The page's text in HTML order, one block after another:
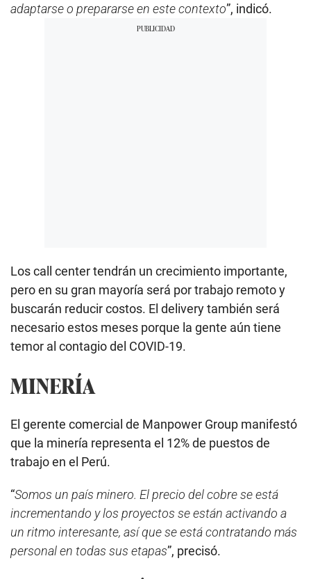
adaptarse o prepararse en este contexto”, indicó.
Los call center tendrán un crecimiento importante,
pero en su gran mayoría será por trabajo remoto y
buscarán reducir costos. El delivery también será
necesario estos meses porque la gente aún tiene
temor al contagio del COVID-19.
MINERÍA
El gerente comercial de Manpower Group manifestó
que la minería representa el 12% de puestos de
trabajo en el Perú.
“Somos un país minero. El precio del cobre se está
incrementando y los proyectos se están activando a
un ritmo interesante, así que se está contratando más
personal en todas sus etapas”, precisó.